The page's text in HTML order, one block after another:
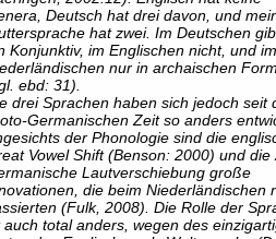
Deutsch hat drei davon, und
hat zwei. Im Deutschen
Konjunktiv, im Englischen nicht, und
nur in archaischen
ebd: 31).
drei Sprachen haben sich jedoch seit
Germanischen Zeit so anders
der Phonologie sind die
Vowel Shift (Benson: 2000) und die
Lautverschiebung große
die beim Niederländischen
(Fulk, 2008). Die Rolle der
auch total anders, wegen des